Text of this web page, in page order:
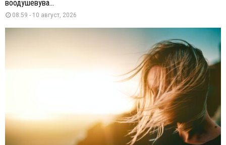
воодушевува...
08:59 - 10 август, 2026